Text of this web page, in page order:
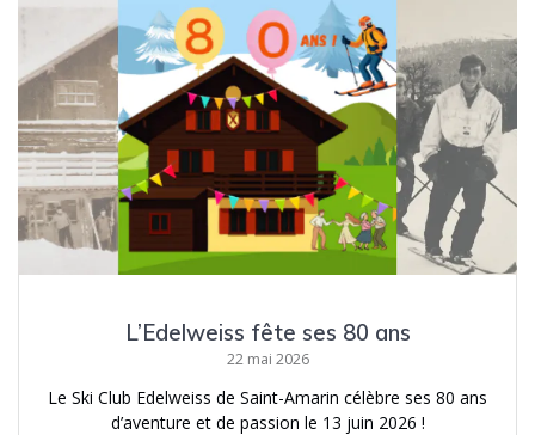
L’Edelweiss fête ses 80 ans
22 mai 2026
Le Ski Club Edelweiss de Saint-Amarin célèbre ses 80 ans
d’aventure et de passion le 13 juin 2026 !